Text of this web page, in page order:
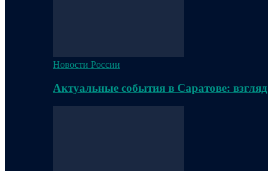
Новости России
Актуальные события в Саратове: